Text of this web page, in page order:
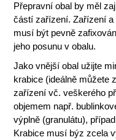
Přepravní obal by měl
částí zařízení. Zařízení
musí být pevně
jeho posunu v obalu.
Jako vnější obal užijte
krabice (ideálně můžete
zařízení vč. veškerého
objemem např.
výplně (granulátu),
Krabice musí býz zcela